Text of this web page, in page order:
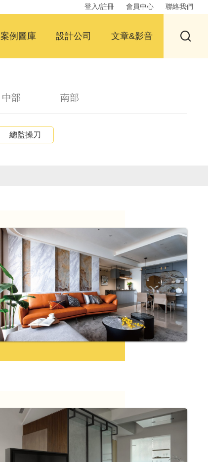
登入/註冊 會員中心 聯絡我們
案例圖庫 設計公司 文章&影音
中部 南部
總監操刀